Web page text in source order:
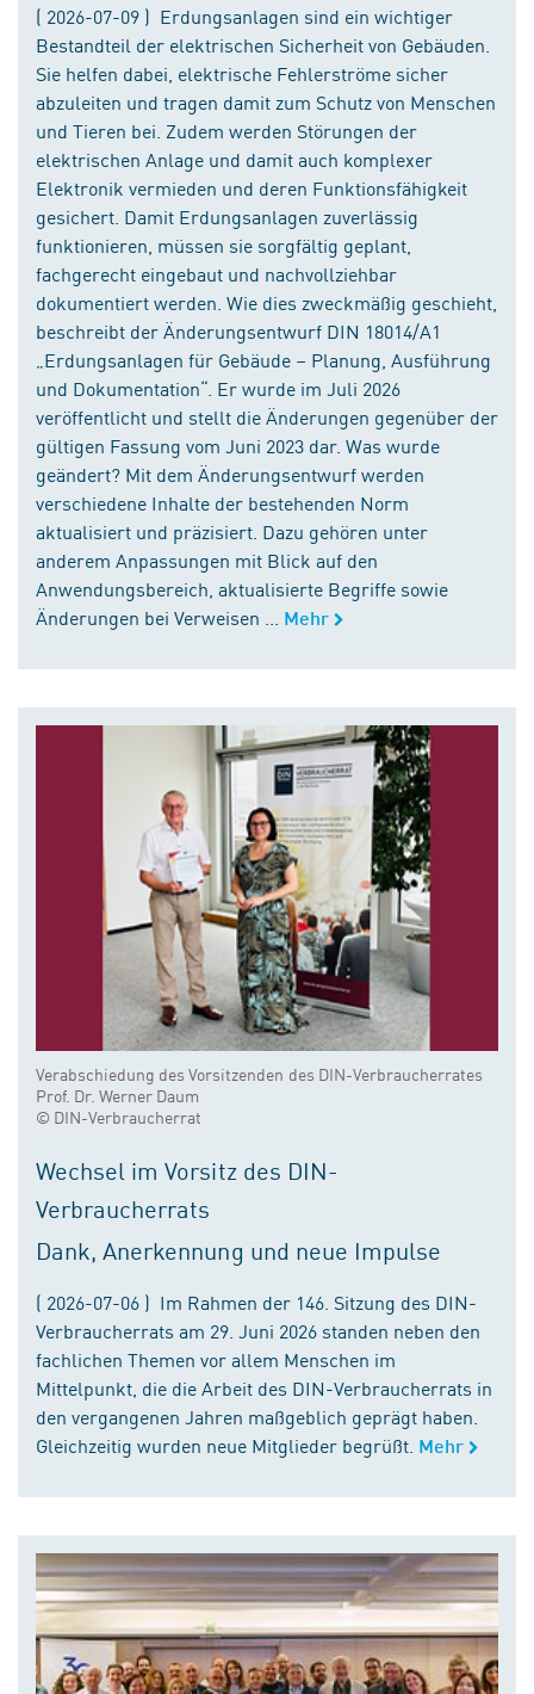
( 2026-07-09 ) Erdungsanlagen sind ein wichtiger
Bestandteil der elektrischen Sicherheit von Gebäuden.
Sie helfen dabei, elektrische Fehlerströme sicher
abzuleiten und tragen damit zum Schutz von Menschen
und Tieren bei. Zudem werden Störungen der
elektrischen Anlage und damit auch komplexer
Elektronik vermieden und deren Funktionsfähigkeit
gesichert. Damit Erdungsanlagen zuverlässig
funktionieren, müssen sie sorgfältig geplant,
fachgerecht eingebaut und nachvollziehbar
dokumentiert werden. Wie dies zweckmäßig geschieht,
beschreibt der Änderungsentwurf DIN 18014/A1
„Erdungsanlagen für Gebäude – Planung, Ausführung
und Dokumentation“. Er wurde im Juli 2026
veröffentlicht und stellt die Änderungen gegenüber der
gültigen Fassung vom Juni 2023 dar. Was wurde
geändert? Mit dem Änderungsentwurf werden
verschiedene Inhalte der bestehenden Norm
aktualisiert und präzisiert. Dazu gehören unter
anderem Anpassungen mit Blick auf den
Anwendungsbereich, aktualisierte Begriffe sowie
Änderungen bei Verweisen ...
Mehr
Verabschiedung des Vorsitzenden des DIN-Verbraucherrates
Prof. Dr. Werner Daum
© DIN-Verbraucherrat
Wechsel im Vorsitz des DIN-
Verbraucherrats
Dank, Anerkennung und neue Impulse
( 2026-07-06 ) Im Rahmen der 146. Sitzung des DIN-
Verbraucherrats am 29. Juni 2026 standen neben den
fachlichen Themen vor allem Menschen im
Mittelpunkt, die die Arbeit des DIN-Verbraucherrats in
den vergangenen Jahren maßgeblich geprägt haben.
Gleichzeitig wurden neue Mitglieder begrüßt. Mehr